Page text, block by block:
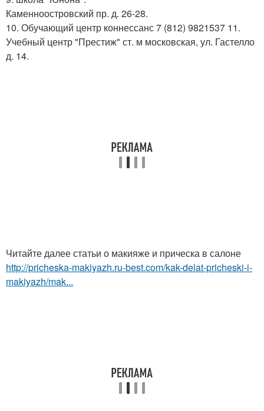
Каменноостровский пр. д. 26-28.
10. Обучающий центр коннессанс 7 (812) 9821537 11.
Учебный центр "Престиж" ст. м московская, ул. Гастелло
д. 14.
Читайте далее статьи о макияже и прическа в салоне
http://pricheska-makiyazh.ru-best.com/kak-delat-pricheski-i-
makiyazh/mak...